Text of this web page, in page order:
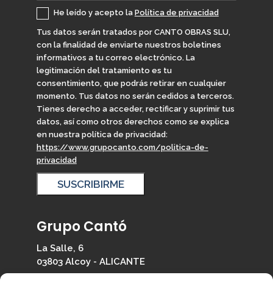
He leído y acepto la Política de privacidad
Tus datos serán tratados por CANTO OBRAS SLU,
con la finalidad de enviarte nuestros boletines
informativos a tu correo electrónico. La
legitimación del tratamiento es tu
consentimiento, que podrás retirar en cualquier
momento. Tus datos no serán cedidos a terceros.
Tienes derecho a acceder, rectificar y suprimir tus
datos, así como otros derechos como se explica
en nuestra política de privacidad:
https://www.grupocanto.com/politica-de-
privacidad
Grupo Cantó
La Salle, 6
03803 Alcoy - ALICANTE